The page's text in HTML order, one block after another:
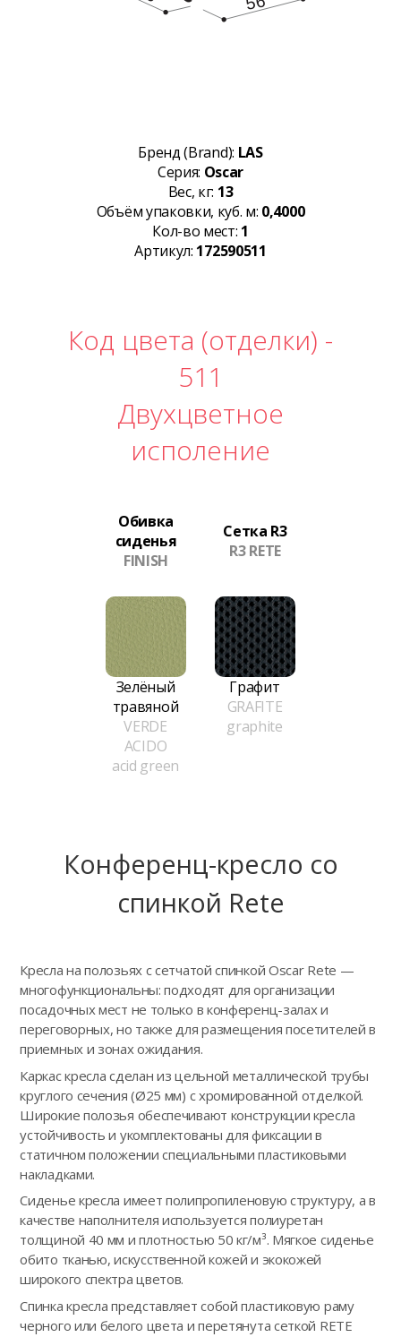
Бренд (Brand): LAS
Серия: Oscar
Вес, кг: 13
Объём упаковки, куб. м: 0,4000
Кол-во мест: 1
Артикул: 172590511
Код цвета (отделки) -
511
Двухцветное
исполение
Обивка
сиденья
FINISH
Сетка R3
R3 RETE
Зелёный
травяной
VERDE
ACIDO
acid green
Графит
GRAFITE
graphite
Конференц-кресло сo
спинкой Rete
Кресла на полозьях с сетчатой спинкой Oscar Rete —
многофункциональны: подходят для организации
посадочных мест не только в конференц-залах и
переговорных, но также для размещения посетителей в
приемных и зонах ожидания.
Каркас кресла сделан из цельной металлической трубы
круглого сечения (Ø25 мм) с хромированной отделкой.
Широкие полозья обеспечивают конструкции кресла
устойчивость и укомплектованы для фиксации в
статичном положении специальными пластиковыми
накладками.
Сиденье кресла имеет полипропиленовую структуру, а в
качестве наполнителя используется полиуретан
толщиной 40 мм и плотностью 50 кг/м³. Мягкое сиденье
обито тканью, искусственной кожей и экокожей
широкого спектра цветов.
Спинка кресла представляет собой пластиковую раму
черного или белого цвета и перетянута сеткой RETE